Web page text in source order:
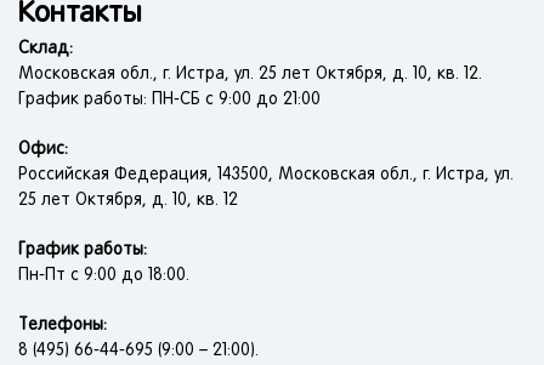
Контакты
Склад:
Московская обл., г. Истра, ул. 25 лет Октября, д. 10, кв. 12.
График работы: ПН-СБ с 9:00 до 21:00
Офис:
Российская Федерация, 143500, Московская обл., г. Истра, ул.
25 лет Октября, д. 10, кв. 12
График работы:
Пн-Пт с 9:00 до 18:00.
Телефоны:
8 (495) 66-44-695 (9:00 – 21:00).